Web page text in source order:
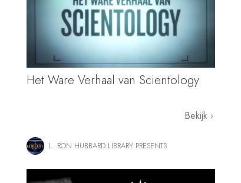
Het Ware Verhaal van Scientology
Bekijk
L. RON HUBBARD LIBRARY PRESENTS